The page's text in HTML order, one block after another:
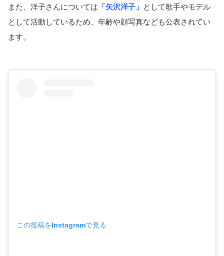
また、洋子さんについては 「矢沢洋子」 として歌手やモデル
として活動しているため、年齢や顔写真なども公表されてい
ます。
この投稿をInstagramで見る